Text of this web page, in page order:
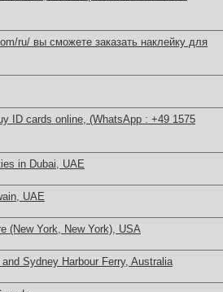
ru/ вы сможете заказать наклейку для
ID cards online, (WhatsApp : +49 1575
in Dubai, UAE
UAE
(New York, New York), USA
Sydney Harbour Ferry, Australia